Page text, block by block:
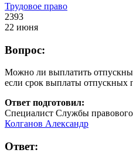
Трудовое право
2393
22 июня
Вопрос:
Можно ли выплатить
если срок выплаты отпускных
Ответ подготовил:
Специалист Службы
Колганов Александр
Ответ: